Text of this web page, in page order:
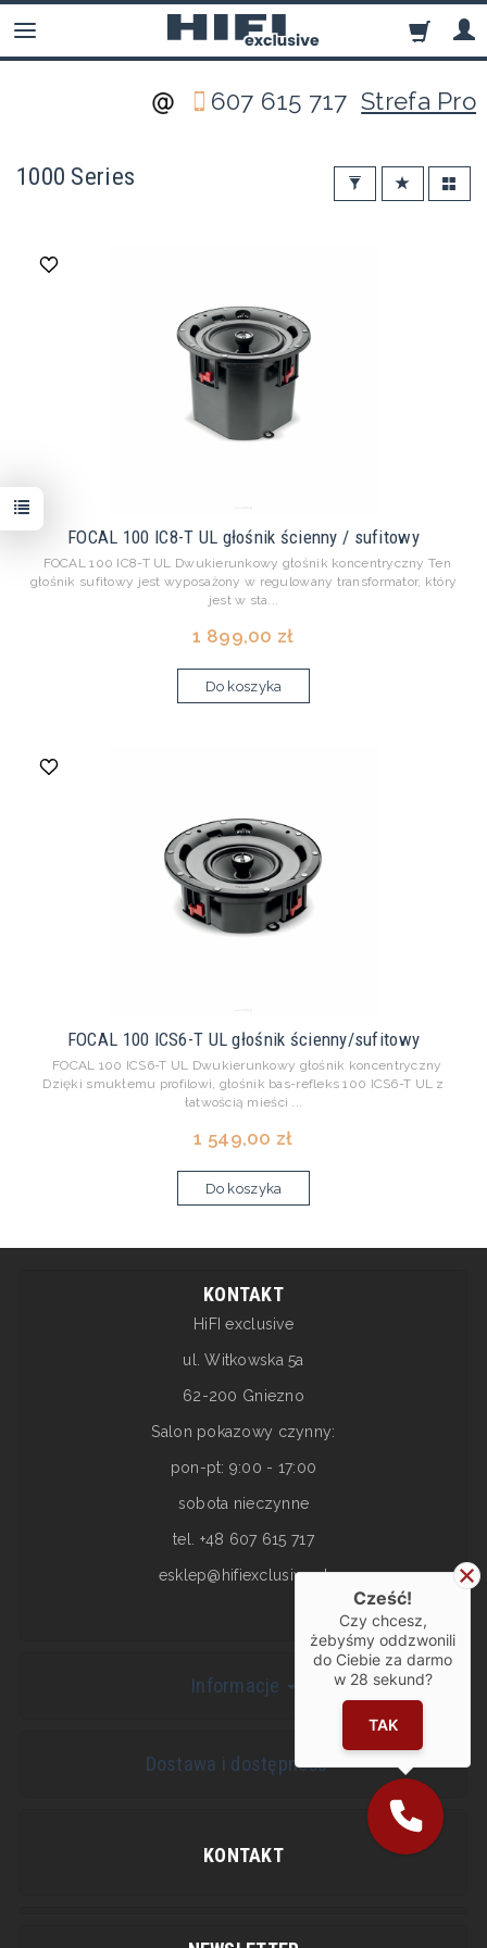
607 615 717Strefa Pro
1000 Series
FOCAL 100 IC8-T UL głośnik ścienny / sufitowy
FOCAL 100 IC8-T UL Dwukierunkowy głośnik koncentryczny Ten
głośnik sufitowy jest wyposażony w regulowany transformator, który
jest w sta...
1 899,00 zł
Do koszyka
FOCAL 100 ICS6-T UL głośnik ścienny/sufitowy
FOCAL 100 ICS6-T UL Dwukierunkowy głośnik koncentryczny
Dzięki smukłemu profilowi, głośnik bas-refleks 100 ICS6-T UL z
łatwością mieści ...
1 549,00 zł
Do koszyka
KONTAKT
HiFI exclusive
ul. Witkowska 5a
62-200 Gniezno
Salon pokazowy czynny:
pon-pt: 9:00 - 17:00
sobota nieczynne
tel. +48 607 615 717
esklep@hifiexclusive.pl
Informacje
Dostawa i dostępność
KONTAKT
Cześć!
Czy chcesz,
żebyśmy oddzwonili
do Ciebie za darmo
w 28 sekund?
TAK